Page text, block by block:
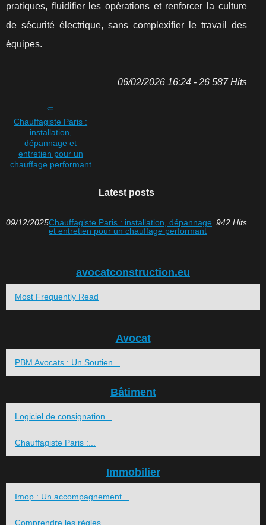
pratiques, fluidifier les opérations et renforcer la culture
de sécurité électrique, sans complexifier le travail des
équipes.
06/02/2026 16:24 - 26 587 Hits
Chauffagiste Paris :
installation,
dépannage et
entretien pour un
chauffage performant
Latest posts
09/12/2025Chauffagiste Paris : installation, dépannage
et entretien pour un chauffage performant
942 Hits
avocatconstruction.eu
Most Frequently Read
Avocat
PBM Avocats : Un Soutien...
Bâtiment
Logiciel de consignation...
Chauffagiste Paris :...
Immobilier
Imop : Un accompagnement...
Comprendre les règles...